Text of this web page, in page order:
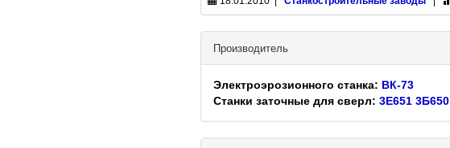
Производитель
Электроэрозионного станка: ВК-73
Станки заточные для сверл: 3Е651 3Б650